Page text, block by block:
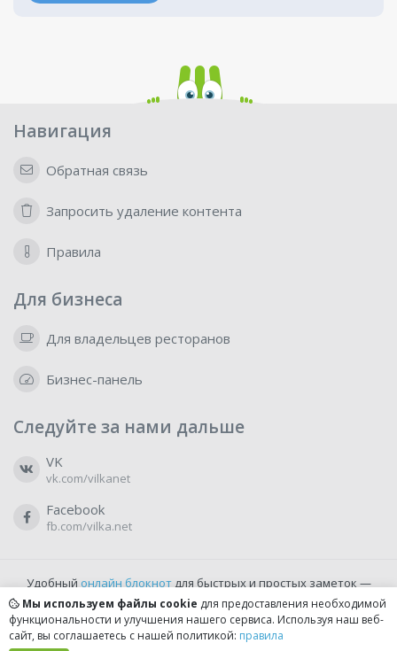
Навигация
Обратная связь
Запросить удаление контента
Правила
Для бизнеса
Для владельцев ресторанов
Бизнес-панель
Следуйте за нами дальше
VK
vk.com/vilkanet
Facebook
fb.com/vilka.net
Удобный онлайн блокнотдля быстрых и простых заметок —
бесплатно и доступно прямо из браузера.
Мы используем файлы cookie для предоставления необходимой
функциональности и улучшения нашего сервиса. Используя наш веб-
сайт, вы соглашаетесь с нашей политикой: правила